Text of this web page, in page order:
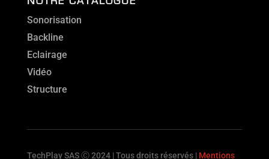
Sonorisation
Backline
Eclairage
Vidéo
Structure
TechPlay SAS Ⓒ 2024 | Tous droits réservés | Mentions